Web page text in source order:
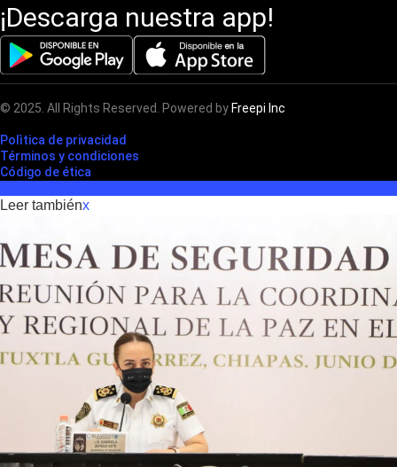
¡Descarga nuestra app!
© 2025. All Rights Reserved. Powered by Freepi Inc
Polìtica de privacidad
Términos y condiciones
Código de ética
Leer tambiénx